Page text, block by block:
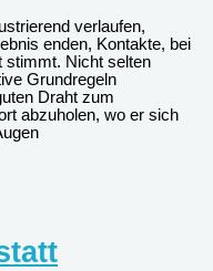
verlaufen,
enden, Kontakte, bei
stimmt. Nicht selten
Grundregeln
Draht zum
abzuholen, wo er sich